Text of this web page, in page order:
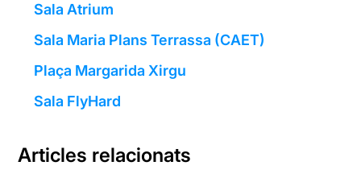
Sala Atrium
Sala Maria Plans Terrassa (CAET)
Plaça Margarida Xirgu
Sala FlyHard
Articles relacionats